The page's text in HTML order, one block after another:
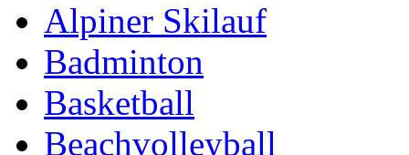
Alpiner Skilauf
Badminton
Basketball
Beachvolleyball